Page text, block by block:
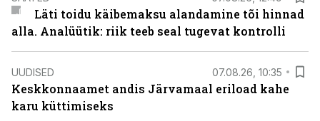
Läti toidu käibemaksu alandamine tõi hinnad
alla. Analüütik: riik teeb seal tugevat kontrolli
UUDISED 07.08.26, 10:35
Keskkonnaamet andis Järvamaal eriload kahe
karu küttimiseks